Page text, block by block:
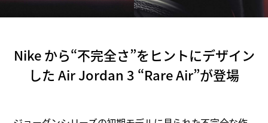
Nike から“不完全さ”をヒントにデザイン
した Air Jordan 3 “Rare Air”が登場